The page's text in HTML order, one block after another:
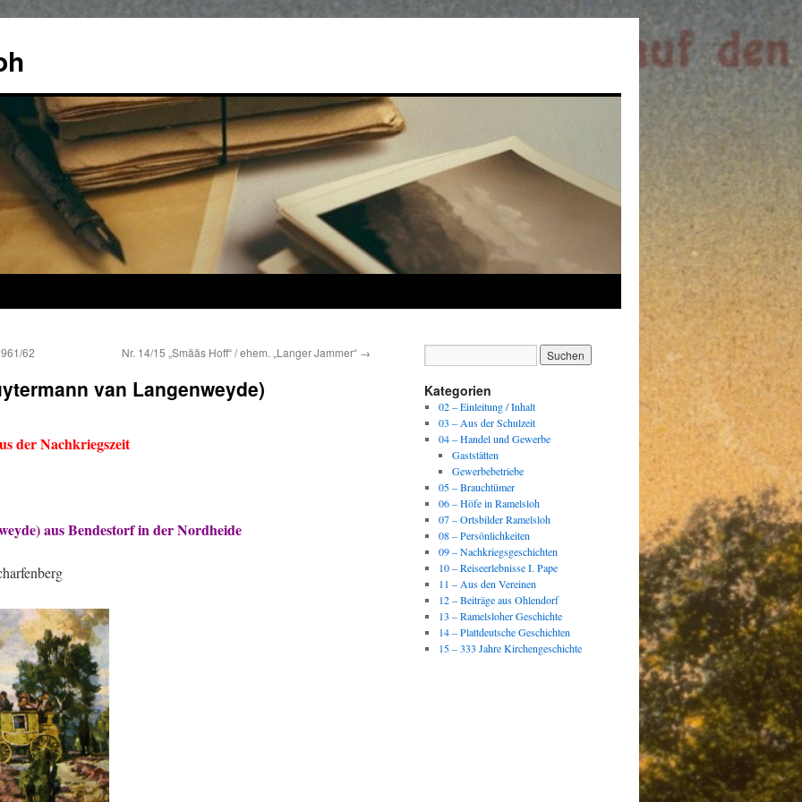
62 Nr. 14/15 „Smääs Hoff“ / ehem. „Langer Jammer“ →
van Langenweyde)
Nachkriegszeit
aus Bendestorf in der Nordheide
Kategorien
02 – Einleitung / Inhalt
03 – Aus der Schulzeit
04 – Handel und Gewerbe
Gaststätten
Gewerbebetriebe
05 – Brauchtümer
06 – Höfe in Ramelsloh
07 – Ortsbilder Ramelsloh
08 – Persönlichkeiten
09 – Nachkriegsgeschichten
10 – Reiseerlebnisse I. Pape
11 – Aus den Vereinen
12 – Beiträge aus Ohlendorf
13 – Ramelsloher Geschichte
14 – Plattdeutsche Geschichten
15 – 333 Jahre Kirchengeschichte